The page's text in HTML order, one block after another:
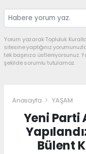
Yorum yazarak Topluluk
sitesine yaptığınız
tek başınıza üstleniyorsunuz.
şekilde sorumlu tutulamaz.
Anasayfa YAŞAM
Yeni Parti
Bülent